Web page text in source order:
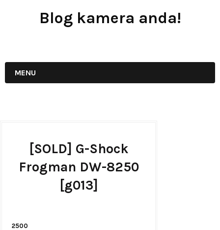
Blog kamera anda!
MENU
[SOLD] G-Shock
Frogman DW-8250
[g013]
2500